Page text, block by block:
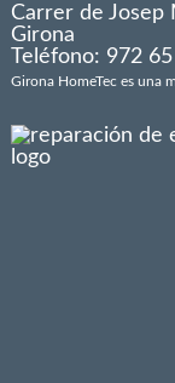
Carrer de Josep
Girona
Teléfono: 972
Girona HomeTec es una